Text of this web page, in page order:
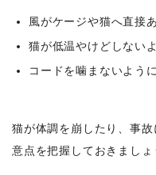
風がケージや猫へ直接
猫が低温やけどしない
コードを噛まないよう
猫が体調を崩したり、事
意点を把握しておきましょ